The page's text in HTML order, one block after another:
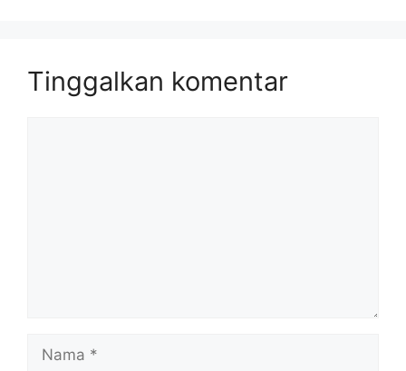
Tinggalkan komentar
Nama